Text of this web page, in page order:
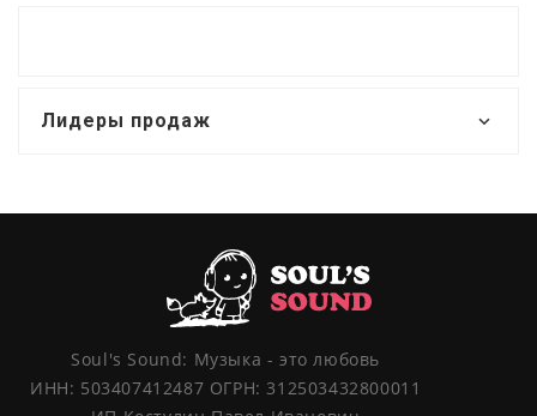
Лидеры продаж
Soul's Sound: Музыка - это любовь
ИНН: 503407412487 ОГРН: 312503432800011